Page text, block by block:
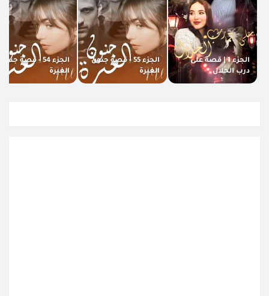
الجزء 1 | قصة على
درب الحلال
الجزء 55 - قصة جنون
الغيرة
الجزء 54 - قصة جنون
الغيرة